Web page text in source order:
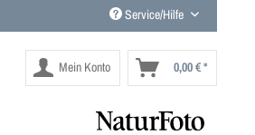
Service/Hilfe
Mein Konto 0,00 € *